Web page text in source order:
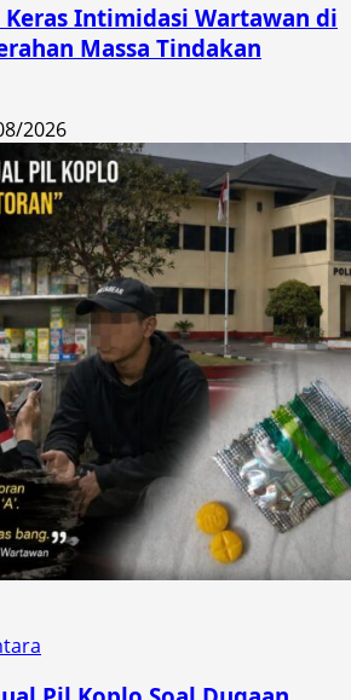
Keras Intimidasi Wartawan di
Massa Tindakan
2026